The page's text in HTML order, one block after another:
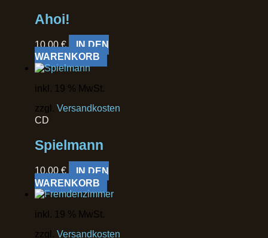
Ahoi!
10,00€
IN DEN
WARENKORB
inkl. 19 % MwSt.
zzgl. Versandkosten
CD
Spielmann
10,00 €
IN DEN
WARENKORB
inkl. 19 % MwSt.
zzgl. Versandkosten